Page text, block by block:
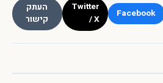
Facebook
Twitter
/ X
העתק
קישור